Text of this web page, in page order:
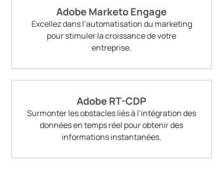
Adobe Marketo Engage
Excellez dans l’automatisation du marketing
pour stimuler la croissance de votre
entreprise.
Adobe RT-CDP
Surmonter les obstacles liés à l’intégration des
données en temps réel pour obtenir des
informations instantanées.